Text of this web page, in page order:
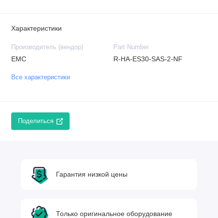
Характеристики
Производитель (вендор)
EMC
Part Number
R-HA-ES30-SAS-2-NF
Все характеристики
Поделиться
Гарантия низкой цены
Только оригинальное оборудование